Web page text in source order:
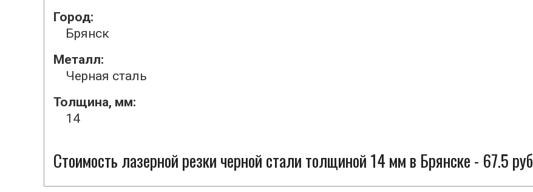
Город:
Брянск
Металл:
Черная сталь
Толщина, мм:
14
Стоимость лазерной резки черной стали толщиной 14 мм в Брянске - 67.5 руб